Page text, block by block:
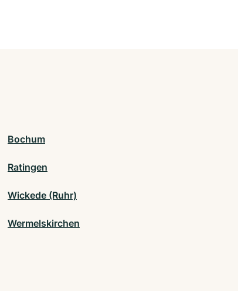
Bochum
Ratingen
Wickede (Ruhr)
Wermelskirchen